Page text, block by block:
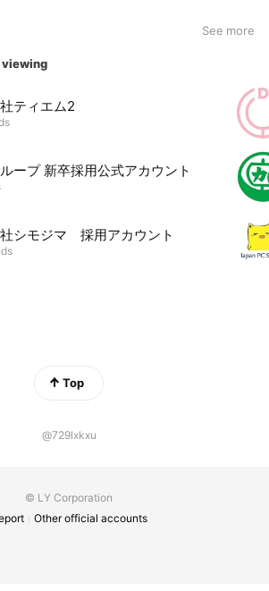
See more
viewing
ティエム2
ープ 新卒採用公式アカウント
シモジマ 採用アカウント
Top
@729lxkxu
© LY Corporation
Other official accounts